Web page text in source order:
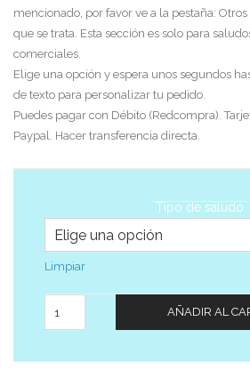
mencionado, por favor ve a la pestaña:
que se trata. Esta sección es solo para
comerciales.
Elige una opción y espera unos segundos
de texto para personalizar tu pedido.
Puedes pagar con Débito (Redcompra).
Paypal. Hacer transferencia directa.
Tipo de saludo
Limpiar
AÑADIR AL